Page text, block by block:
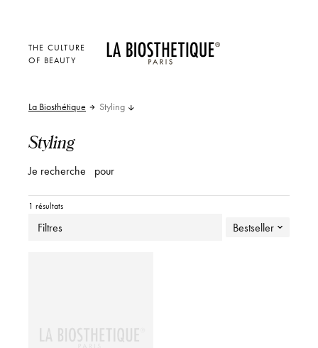
THE CULTURE
OF BEAUTY
La Biosthétique Styling
Styling
Je recherche pour
1 résultats
Filtres Bestseller